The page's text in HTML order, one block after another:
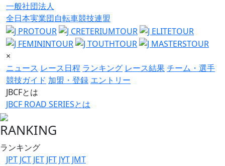
一般社団法人
全日本実業団自転車競技連盟
×
ニュース レース日程 ランキング レース結果チーム・選手
競技ガイド 加盟・登録 エントリー
JBCFとは
JBCF ROAD SERIESとは
RANKING
ランキング
JPT JCT JET JFT JYT JMT